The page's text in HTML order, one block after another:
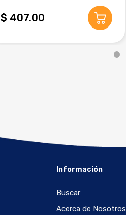
$ 407.00
Información
Buscar
Acerca de Nosotros